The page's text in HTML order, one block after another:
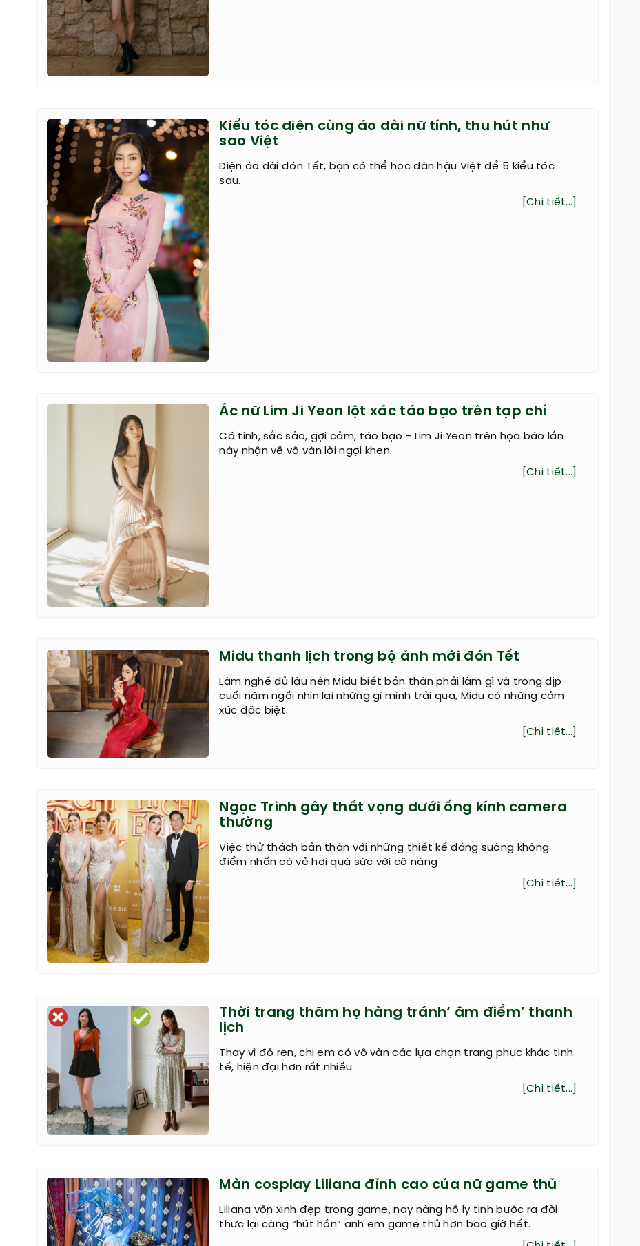
Kiểu tóc diện cùng áo dài nữ tính, thu hút như
sao Việt
Diện áo dài đón Tết, bạn có thể học dàn hậu Việt để 5 kiểu tóc
sau.
[Chi tiết...]
Ác nữ Lim Ji Yeon lột xác táo bạo trên tạp chí
Cá tính, sắc sảo, gợi cảm, táo bạo - Lim Ji Yeon trên họa báo lần
này nhận về vô vàn lời ngợi khen.
[Chi tiết...]
Midu thanh lịch trong bộ ảnh mới đón Tết
Làm nghề đủ lâu nên Midu biết bản thân phải làm gì và trong dịp
cuối năm ngồi nhìn lại những gì mình trải qua, Midu có những cảm
xúc đặc biệt.
[Chi tiết...]
Ngọc Trinh gây thất vọng dưới ống kính camera
thường
Việc thử thách bản thân với những thiết kế dáng suông không
điểm nhấn có vẻ hơi quá sức với cô nàng
[Chi tiết...]
Thời trang thăm họ hàng tránh‘ âm điểm’ thanh
lịch
Thay vì đồ ren, chị em có vô vàn các lựa chọn trang phục khác tinh
tế, hiện đại hơn rất nhiều
[Chi tiết...]
Màn cosplay Liliana đỉnh cao của nữ game thủ
Liliana vốn xinh đẹp trong game, nay nàng hồ ly tinh bước ra đời
thực lại càng “hút hồn” anh em game thủ hơn bao giờ hết.